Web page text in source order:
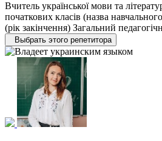
Вчитель української мови та
початкових класів (назва
(рік закінчення) ​Загальний
Выбрать этого репетитора